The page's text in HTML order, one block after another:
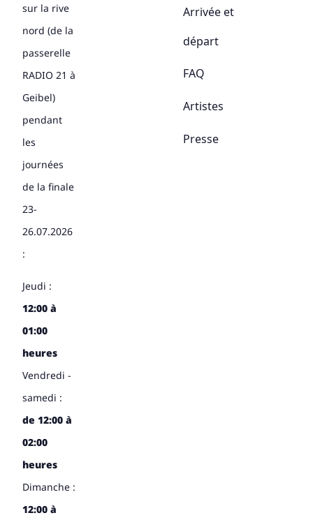
sur la rive
nord (de la
passerelle
RADIO 21 à
Geibel)
pendant
les
journées
de la finale
23-
26.07.2026
:
Jeudi :
12:00 à
01:00
heures
Vendredi -
samedi :
de 12:00 à
02:00
heures
Dimanche :
12:00 à
Arrivée et
départ
FAQ
Artistes
Presse